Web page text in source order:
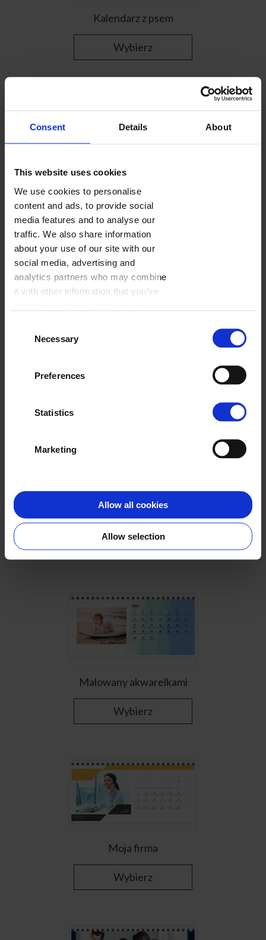
Consent Details About
This website uses cookies
We use cookies to personalise
content and ads, to provide social
media features and to analyse our
traffic. We also share information
about your use of our site with our
social media, advertising and
analytics partners who may combine
it with other information that you’ve
services.
SelectionNecessary
Preferences
Statistics
Marketing
Allow all cookies
Allow selection
Kalendarz z psem
Wybierz
Wybierz
Geometryczny
Malowany akwarelkami
Wybierz
Moja firma
Wybierz